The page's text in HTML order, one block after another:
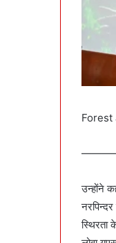
Forest
उन्होंने
स्थिरता